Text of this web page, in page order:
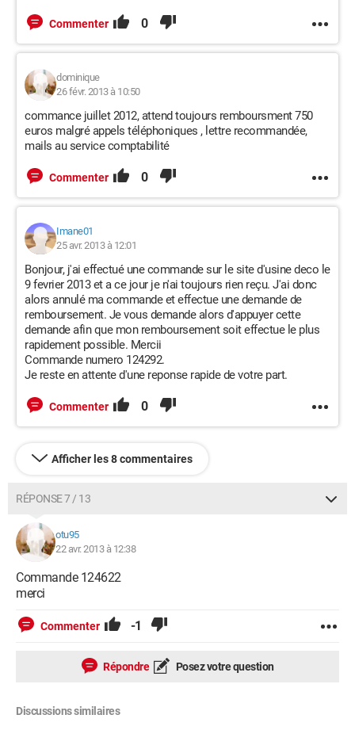
Commenter 0
dominique
26 févr. 2013 à 10:50
commance juillet 2012, attend toujours remboursment 750
euros malgré appels téléphoniques , lettre recommandée,
mails au service comptabilité
Commenter 0
Imane01
25 avr. 2013 à 12:01
Bonjour, j'ai effectué une commande sur le site d'usine deco le
9 fevrier 2013 et a ce jour je n'ai toujours rien reçu. J'ai donc
alors annulé ma commande et effectue une demande de
remboursement. Je vous demande alors d'appuyer cette
demande afin que mon remboursement soit effectue le plus
rapidement possible. Mercii
Commande numero 124292.
Je reste en attente d'une reponse rapide de votre part.
Commenter 0
Afficher les 8 commentaires
RÉPONSE 7 / 13
otu95
22 avr. 2013 à 12:38
Commande 124622
merci
Commenter -1
Répondre Posez votre question
Discussions similaires